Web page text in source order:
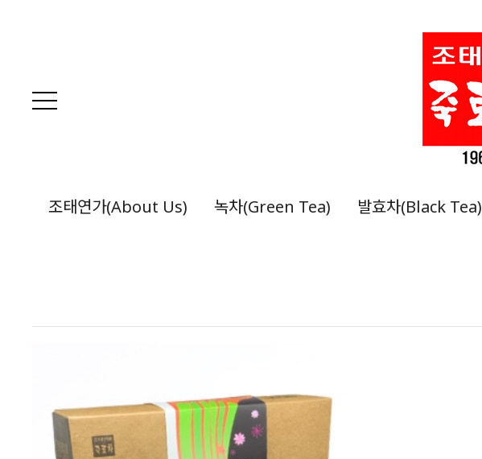
조태연가(About Us) 녹차(Green Tea) 발효차(Black Tea)